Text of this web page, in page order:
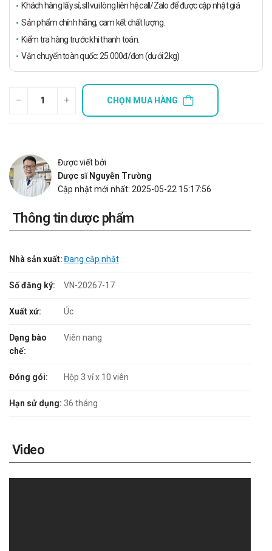
Khách hàng lấy sỉ, sll vui lòng liên hệ call/Zalo để được cập nhật giá
Sản phẩm chính hãng, cam kết chất lượng.
Kiểm tra hàng trước khi thanh toán.
Vận chuyển toàn quốc: 25.000đ/đơn (dưới 2kg)
CHỌN MUA HÀNG
Được viết bởi
Dược sĩ Nguyễn Trường
Cập nhật mới nhất: 2025-05-22 15:17:56
Thông tin dược phẩm
Nhà sản xuất:Đang cập nhật
Số đăng ký: VN-20267-17
Xuất xứ: Úc
Dạng bào
chế:
Viên nang
Đóng gói: Hộp 3 vỉ x 10 viên
Hạn sử dụng: 36 tháng
Video